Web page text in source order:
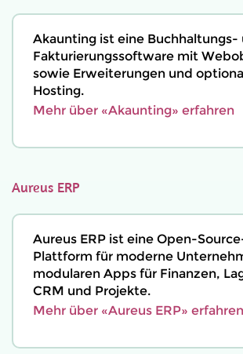
Akaunting ist eine Buchhaltungs-
Fakturierungssoftware mit
sowie Erweiterungen und
Hosting.
Mehr über «Akaunting» erfahren
Aureus ERP
Aureus ERP ist eine Open-
Plattform für moderne
modularen Apps für Finanzen,
CRM und Projekte.
Mehr über «Aureus ERP» erfahren